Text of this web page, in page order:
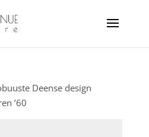
Deense design
’60